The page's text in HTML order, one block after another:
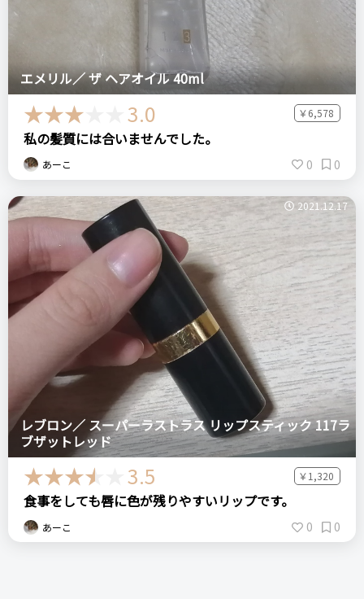
エメリル／ ザ ヘアオイル 40ml
3.0 ￥6,578
私の髪質には合いませんでした。
あーこ 0 0
2021.12.17
レブロン／ スーパーラストラス リップスティック 117ラ
ブザットレッド
3.5 ￥1,320
食事をしても唇に色が残りやすいリップです。
あーこ 0 0